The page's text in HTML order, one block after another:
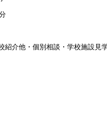
紹介他・個別相談・学校施設見